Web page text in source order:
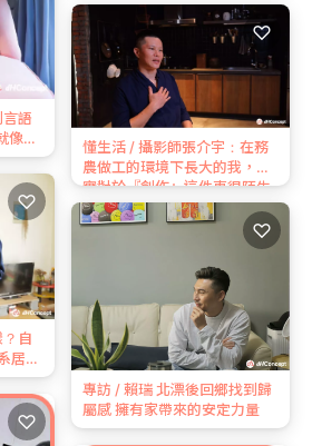
語
像經
懂生活 / 攝影師張介宇：在務
農做⼯的環境下長⼤的我，其
實對於『創作』這件事很陌⽣
♡
自
居家
♡
專訪 / 賴瑞 北漂後回鄉找到歸
屬感 擁有家帶來的安定力量
♡
♡